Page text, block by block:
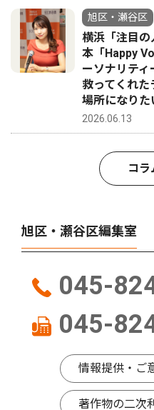
旭区・瀬谷区
横浜「注目
本「Happy
ーソナリテ
救ってくれた
場所になりた
2026.06.13
コラ
旭区・瀬谷区編集室
045-
045-
情報提供・ご
著作物の二次